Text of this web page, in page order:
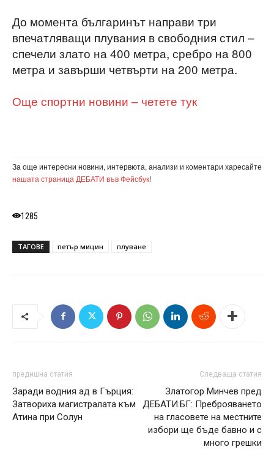
До момента българинът направи три
впечатляващи плувания в свободния стил –
спечели злато на 400 метра, сребро на 800
метра и завърши четвърти на 200 метра.
Още спортни новини – четете тук
За още интересни новини, интервюта, анализи и коментари харесайте
нашата страница ДЕБАТИ във Фейсбук!
1285
ТАГОВЕ петър мицин плуване
предишна статия
Заради водния ад в Гърция:
Затвориха магистралата към
Атина при Солун
Следваща статия
Златогор Минчев пред
ДЕБАТИ.БГ: Преброяването
на гласовете на местните
избори ще бъде бавно и с
много грешки